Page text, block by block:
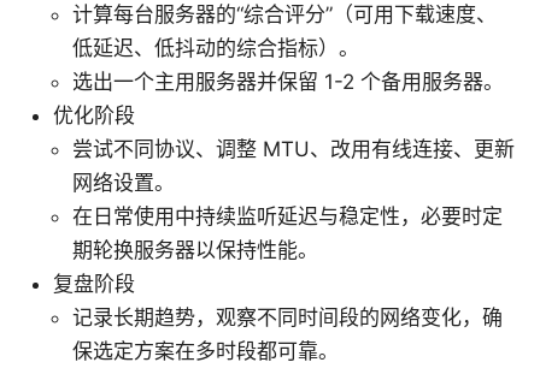
计算每台服务器的“综合评分”（可用下载速度、
低延迟、低抖动的综合指标）。
选出一个主用服务器并保留 1-2 个备用服务器。
优化阶段
尝试不同协议、调整 MTU、改用有线连接、更新
网络设置。
在日常使用中持续监听延迟与稳定性，必要时定
期轮换服务器以保持性能。
复盘阶段
记录长期趋势，观察不同时间段的网络变化，确
保选定方案在多时段都可靠。